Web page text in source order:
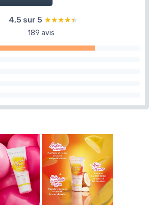
4,5 sur 5 ★★★★★
★★★★★
189 avis